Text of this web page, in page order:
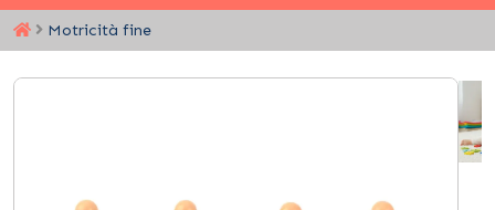
Motricità fine